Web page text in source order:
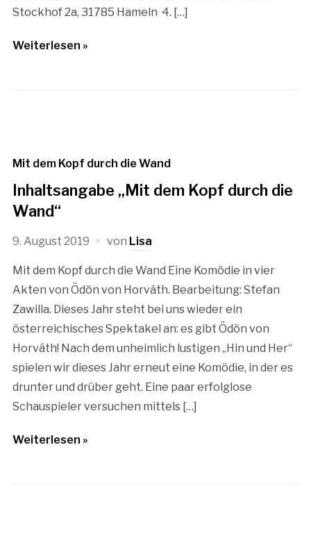
Stockhof 2a, 31785 Hameln 4. […]
Weiterlesen »
Mit dem Kopf durch die Wand
Inhaltsangabe „Mit dem Kopf durch die
Wand“
9. August 2019 von Lisa
Mit dem Kopf durch die Wand Eine Komödie in vier
Akten von Ödön von Horváth. Bearbeitung: Stefan
Zawilla. Dieses Jahr steht bei uns wieder ein
österreichisches Spektakel an: es gibt Ödön von
Horváth! Nach dem unheimlich lustigen „Hin und Her“
spielen wir dieses Jahr erneut eine Komödie, in der es
drunter und drüber geht. Eine paar erfolglose
Schauspieler versuchen mittels […]
Weiterlesen »